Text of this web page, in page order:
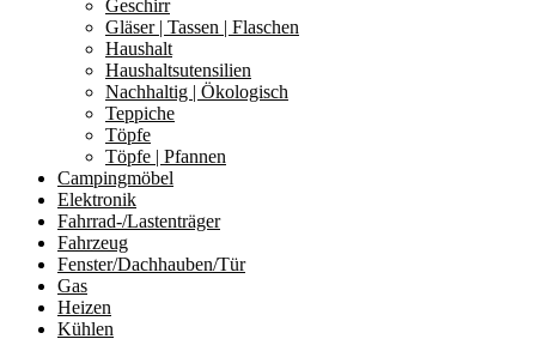
Geschirr
Gläser | Tassen | Flaschen
Haushalt
Haushaltsutensilien
Nachhaltig | Ökologisch
Teppiche
Töpfe
Töpfe | Pfannen
Campingmöbel
Elektronik
Fahrrad-/Lastenträger
Fahrzeug
Fenster/Dachhauben/Tür
Gas
Heizen
Kühlen